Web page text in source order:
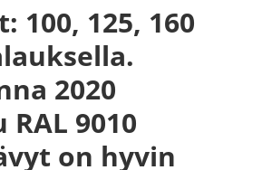
125, 160
2020
9010
on hyvin